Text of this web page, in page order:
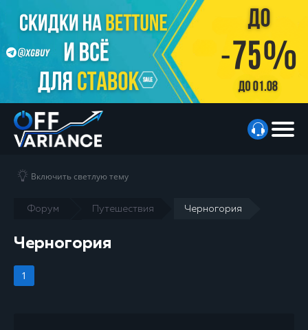
Форум Путешествия Черногория
Включить светлую тему
Черногория
1